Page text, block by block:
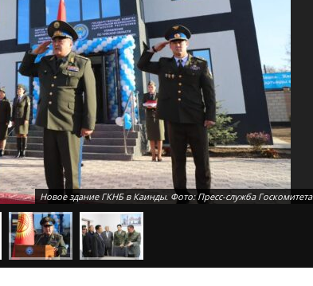
Новое здание ГКНБ в Каинды. Фото: Пресс-служба Госкомитета